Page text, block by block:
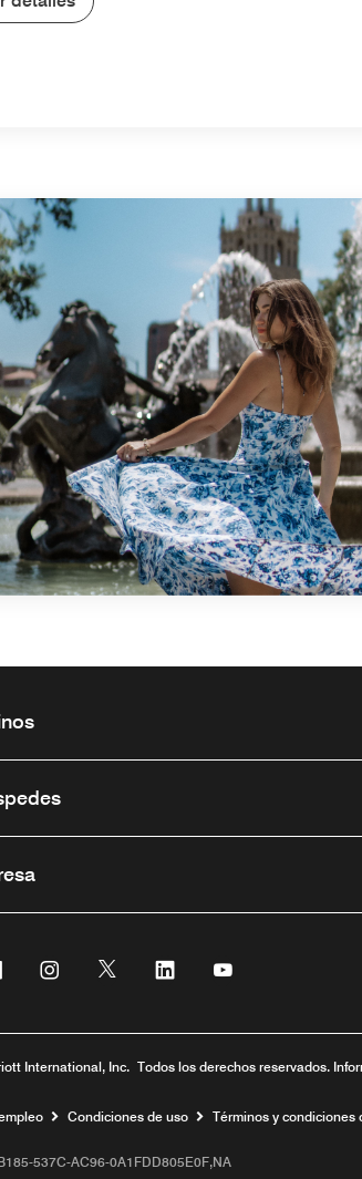
Facebook
una ventana nueva
Instagram
Abre una ventana nueva
Twitter
Abre una ventana nueva
Linkedin
Abre una ventana nueva
Abre una ventana
International, Inc. Todos los derechos reservados.
Abre una ventana nueva
Condiciones de uso Términos y condiciones
537C-AC96-0A1FDD805E0F,NA